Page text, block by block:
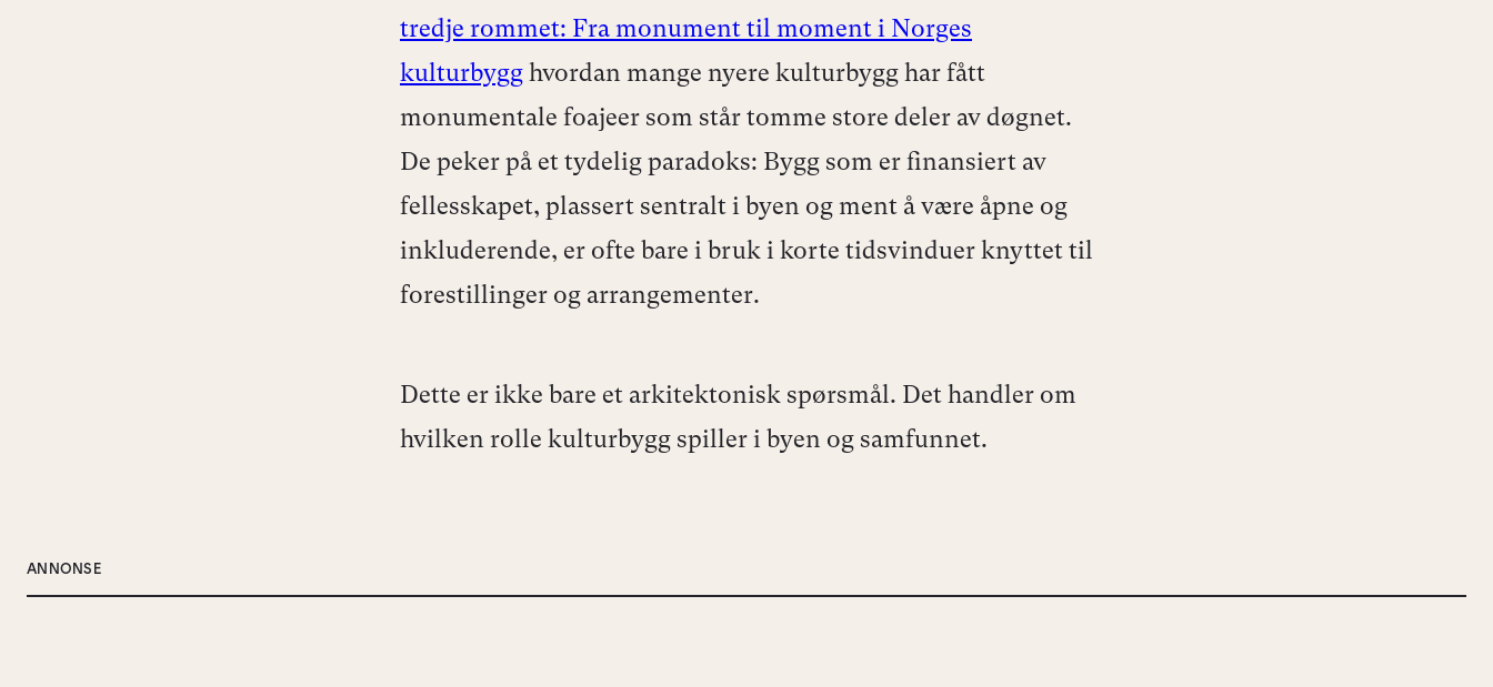
tredje rommet: Fra monument til moment i Norges
kulturbygg hvordan mange nyere kulturbygg har fått
monumentale foajeer som står tomme store deler av døgnet.
De peker på et tydelig paradoks: Bygg som er finansiert av
fellesskapet, plassert sentralt i byen og ment å være åpne og
inkluderende, er ofte bare i bruk i korte tidsvinduer knyttet til
forestillinger og arrangementer.
Dette er ikke bare et arkitektonisk spørsmål. Det handler om
hvilken rolle kulturbygg spiller i byen og samfunnet.
ANNONSE